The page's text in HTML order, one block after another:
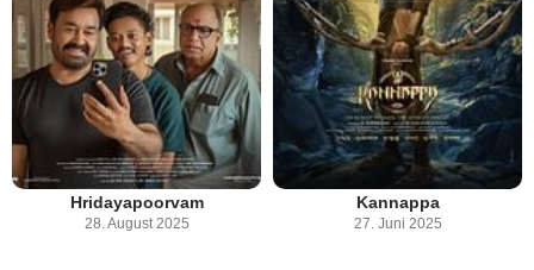
Hridayapoorvam
28. August 2025
Kannappa
27. Juni 2025